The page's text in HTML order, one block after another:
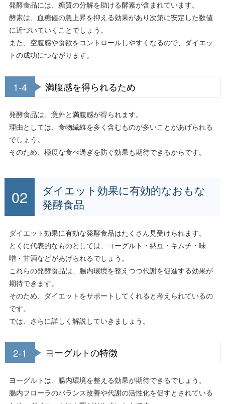
発酵食品には、糖質の分解を助ける酵素が含まれています。
酵素は、血糖値の急上昇を抑える効果があり次第に安定した数値
に近づいていくことでしょう。
また、空腹感や食欲をコントロールしやすくなるので、ダイエッ
トの成功につながります。
1-4 満腹感を得られるため
発酵食品は、意外と満腹感が得られます。
理由としては、食物繊維を多く含むものが多いことがあげられる
でしょう。
そのため、極度な食べ過ぎを防ぐ効果も期待できるからです。
ダイエット効果に有効的なおもな
発酵食品
ダイエット効果に有効な発酵食品はたくさん見受けられます。
とくに代表的なものとしては、ヨーグルト・納豆・キムチ・味
噌・甘酒などがあげられるでしょう。
これらの発酵食品は、腸内環境を整えつつ代謝を促進する効果が
期待できます。
そのため、ダイエットをサポートしてくれると考えられているの
です。
では、さらに詳しく解説していきましょう。
2-1 ヨーグルトの特徴
ヨーグルトは、腸内環境を整える効果が期待できるでしょう。
腸内フローラのバランス改善や代謝の活性化を促すとされている